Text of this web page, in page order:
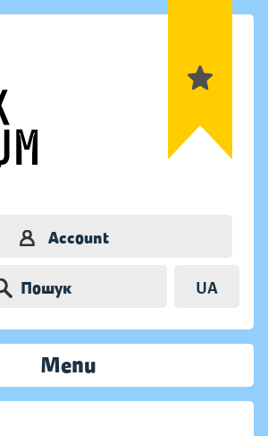
Account
Пошук UA
Menu